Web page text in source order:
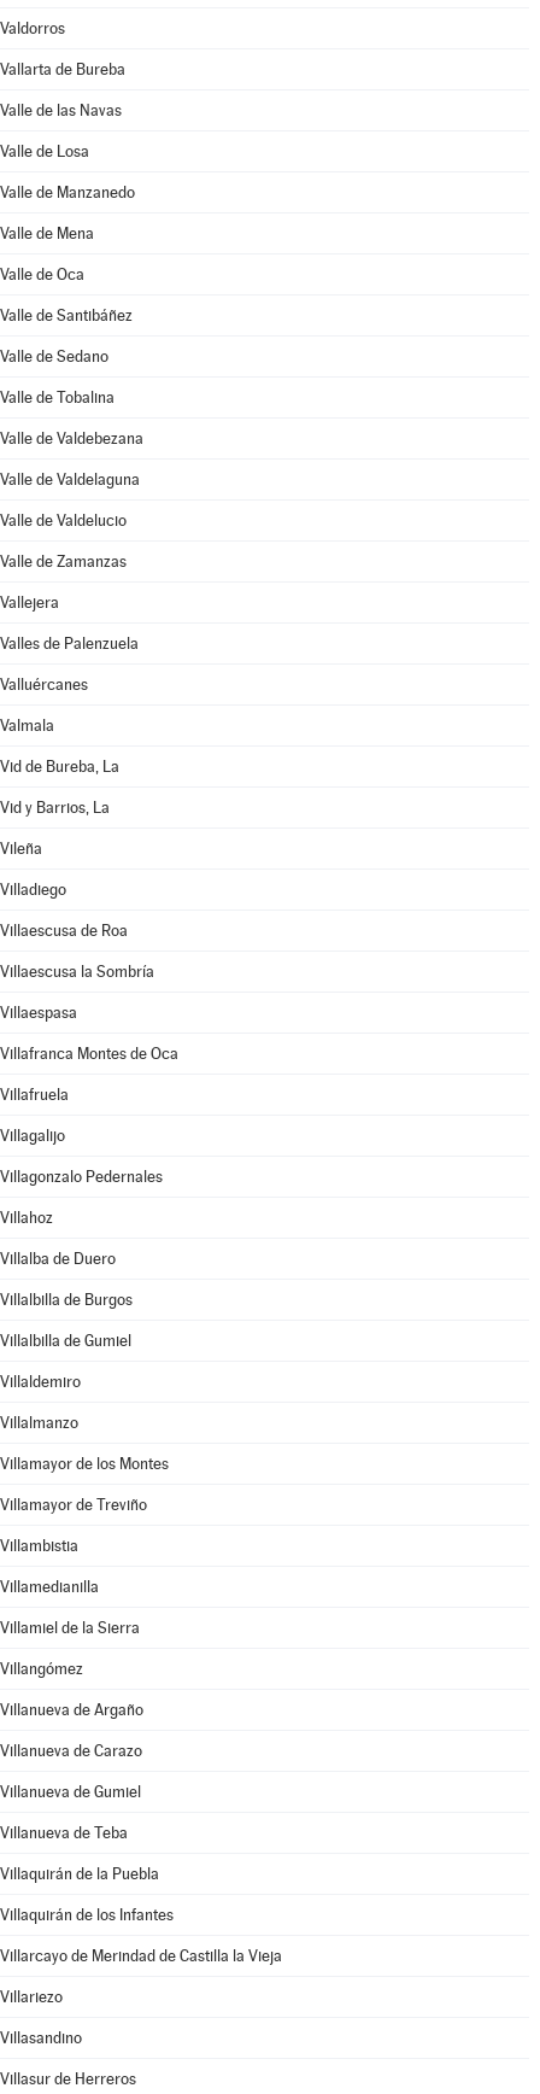
Valdorros
Vallarta de Bureba
Valle de las Navas
Valle de Losa
Valle de Manzanedo
Valle de Mena
Valle de Oca
Valle de Santibáñez
Valle de Sedano
Valle de Tobalina
Valle de Valdebezana
Valle de Valdelaguna
Valle de Valdelucio
Valle de Zamanzas
Vallejera
Valles de Palenzuela
Valluércanes
Valmala
Vid de Bureba, La
Vid y Barrios, La
Vileña
Villadiego
Villaescusa de Roa
Villaescusa la Sombría
Villaespasa
Villafranca Montes de Oca
Villafruela
Villagalijo
Villagonzalo Pedernales
Villahoz
Villalba de Duero
Villalbilla de Burgos
Villalbilla de Gumiel
Villaldemiro
Villalmanzo
Villamayor de los Montes
Villamayor de Treviño
Villambistia
Villamedianilla
Villamiel de la Sierra
Villangómez
Villanueva de Argaño
Villanueva de Carazo
Villanueva de Gumiel
Villanueva de Teba
Villaquirán de la Puebla
Villaquirán de los Infantes
Villarcayo de Merindad de Castilla la Vieja
Villariezo
Villasandino
Villasur de Herreros